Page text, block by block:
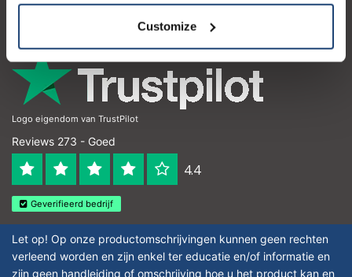
Customize
Logo eigendom van TrustPilot
Reviews 273 - Goed
4.4
Geverifieerd bedrijf
Let op! Op onze productomschrijvingen kunnen geen rechten
verleend worden en zijn enkel ter educatie en/of informatie en
zijn geen handleiding of omschrijving hoe u het product kan en